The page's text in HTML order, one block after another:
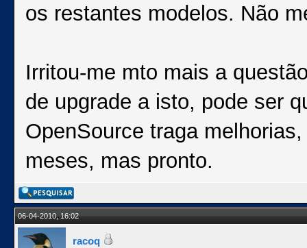
os restantes modelos. Não
Irritou-me mto mais a
de upgrade a isto, pode ser
OpenSource traga
meses, mas pronto.
06-04-2010, 16:02
racoq